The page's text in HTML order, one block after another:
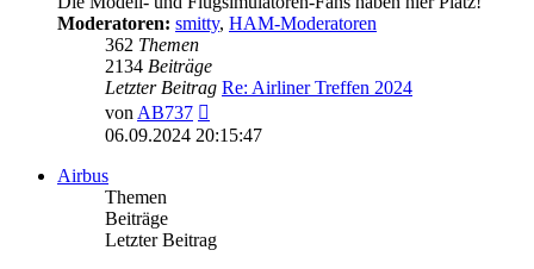
Moderatoren: smitty, HAM-Moderatoren
362 Themen
2134 Beiträge
Letzter Beitrag Re: Airliner Treffen 2024
vonAB737
Beitrag
06.09.2024 20:15:47
Airbus
Themen
Beiträge
Letzter Beitrag